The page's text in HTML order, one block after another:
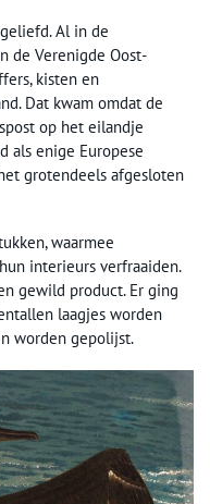
Al in de
de Verenigde Oost-
kisten en
Dat kwam omdat de
op het eilandje
als enige Europese
grotendeels afgesloten
waarmee
interieurs verfraaiden.
gewild product. Er ging
laagjes worden
worden gepolijst.